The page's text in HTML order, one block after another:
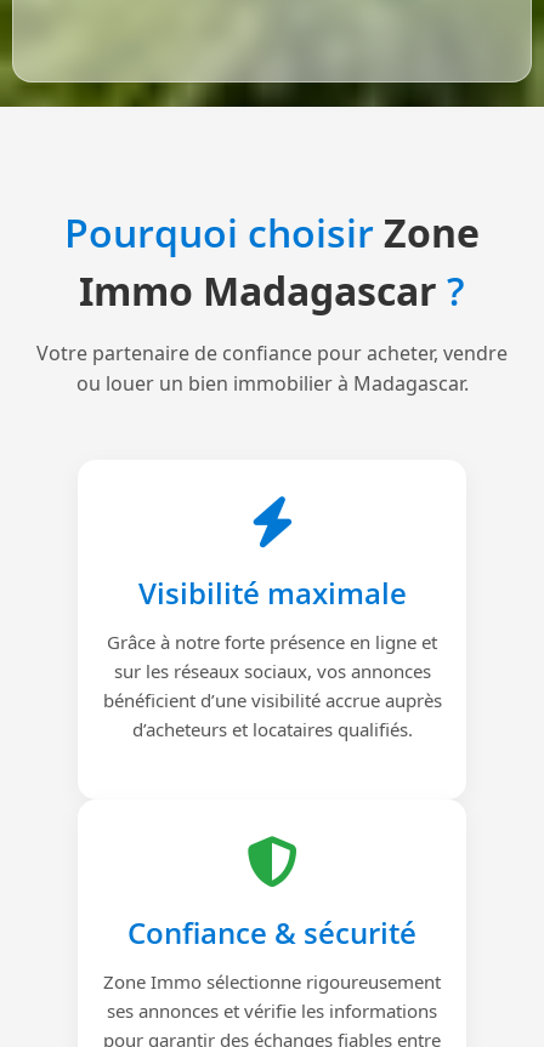
Pourquoi choisirZone
Immo Madagascar ?
Votre partenaire de confiance pour acheter, vendre
ou louer un bien immobilier à Madagascar.
Visibilité maximale
Grâce à notre forte présence en ligne et
sur les réseaux sociaux, vos annonces
bénéficient d’une visibilité accrue auprès
d’acheteurs et locataires qualifiés.
Confiance & sécurité
Zone Immo sélectionne rigoureusement
ses annonces et vérifie les informations
pour garantir des échanges fiables entre